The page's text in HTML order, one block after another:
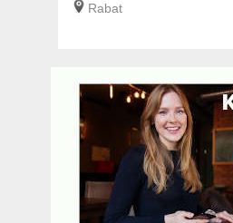
Rabat